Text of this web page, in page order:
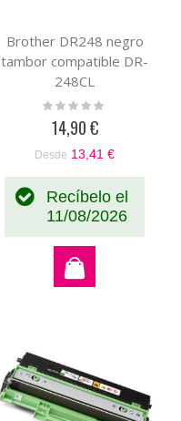
Brother DR248 negro
tambor compatible DR-
248CL
Rating:
14,90 €
Desde 13,41 €
Recíbelo el
11/08/2026